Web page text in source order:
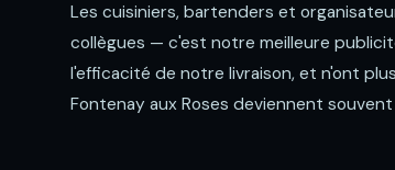
Les cuisiniers, bartenders et
collègues — c'est notre meilleure
l'efficacité de notre livraison, et n'ont
Fontenay aux Roses deviennent